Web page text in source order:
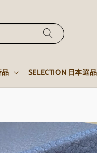
品 SELECTION 日本選品